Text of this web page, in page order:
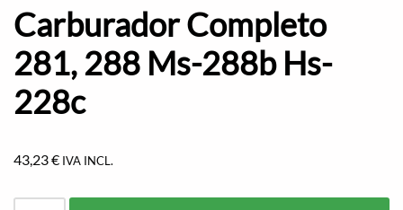
Carburador Completo
281, 288 Ms-288b Hs-
228c
43,23€ IVA INCL.